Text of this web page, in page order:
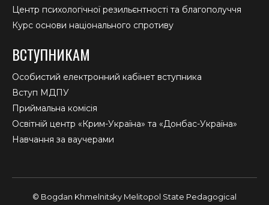
Центр психологічної резильєнтності та благополуччя
Курс основи національного спротиву
ВСТУПНИКАМ
Особистий електронний кабінет вступника
Вступ МДПУ
Приймальна комісія
Освітній центр «Крим-Україна» та «Донбас-Україна»
Навчання за ваучерами
© Bogdan Khmelnitsky Melitopol State Pedagogical